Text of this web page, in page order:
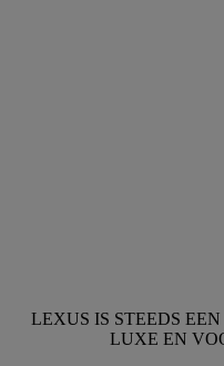
LEXUS IS STEEDS
LUXE EN